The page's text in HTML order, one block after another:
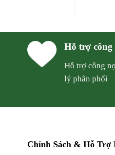
Hỗ trợ công
Hỗ trợ công
lý phân phối
Chính Sách & Hỗ Trợ